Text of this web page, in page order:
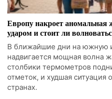
Европу накроет аномальная
ударом и стоит ли
В ближайшие дни на южную
надвигается мощная волна
столбики термометров
отметок, и худшая ситуация
странах.